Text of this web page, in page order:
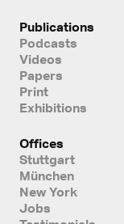
Publications
Podcasts
Videos
Papers
Print
Exhibitions
Offices
Stuttgart
München
New York
Jobs